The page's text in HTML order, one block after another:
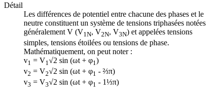
Détail
Les différences de potentiel entre chacune des phases et le
neutre constituent un système de tensions triphasées notées
généralement V (V1N, V2N, V3N) et appelées tensions
simples, tensions étoilées ou tensions de phase.
Mathématiquement, on peut noter :
v1 = V1√2 sin (ωt + φ1)
v2 = V2√2 sin (ωt + φ1 - ⅔π)
v3 = V3√2 sin (ωt + φ1 - 1⅓π)